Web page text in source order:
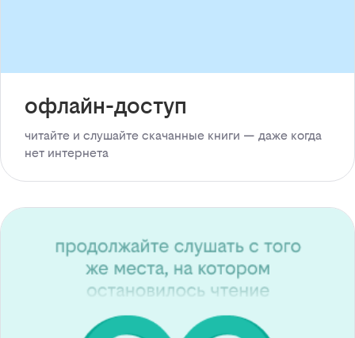
офлайн-доступ
читайте и слушайте скачанные книги — даже когда
нет интернета